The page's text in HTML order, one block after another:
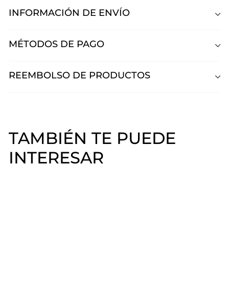
INFORMACIÓN DE ENVÍO
MÉTODOS DE PAGO
REEMBOLSO DE PRODUCTOS
TAMBIÉN TE PUEDE
INTERESAR